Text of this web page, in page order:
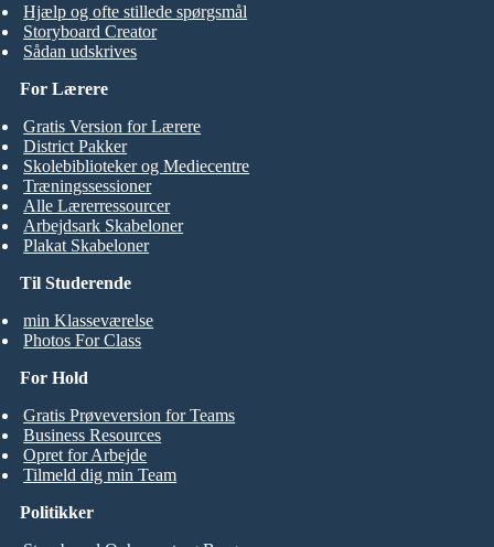
Hjælp og ofte stillede spørgsmål
Storyboard Creator
Sådan udskrives
Til Studerende
min Klasseværelse
Photos For Class
For Lærere
Gratis Version for Lærere
District Pakker
Skolebiblioteker og Mediecentre
Træningssessioner
Alle Lærerressourcer
Arbejdsark Skabeloner
Plakat Skabeloner
For Hold
Gratis Prøveversion for Teams
Business Resources
Opret for Arbejde
Tilmeld dig min Team
Politikker